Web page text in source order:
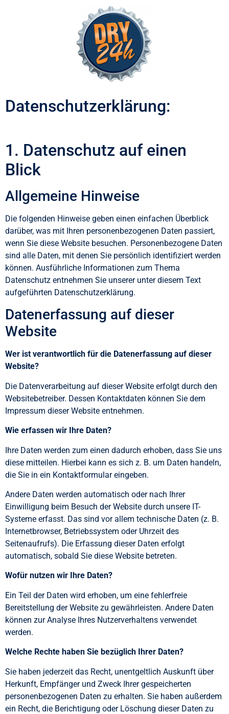
Datenschutzerklärung:
1. Datenschutz auf einen
Blick
Allgemeine Hinweise
Die folgenden Hinweise geben einen einfachen Überblick
darüber, was mit Ihren personenbezogenen Daten passiert,
wenn Sie diese Website besuchen. Personenbezogene Daten
sind alle Daten, mit denen Sie persönlich identifiziert werden
können. Ausführliche Informationen zum Thema
Datenschutz entnehmen Sie unserer unter diesem Text
aufgeführten Datenschutzerklärung.
Datenerfassung auf dieser
Website
Wer ist verantwortlich für die Datenerfassung auf dieser
Website?
Die Datenverarbeitung auf dieser Website erfolgt durch den
Websitebetreiber. Dessen Kontaktdaten können Sie dem
Impressum dieser Website entnehmen.
Wie erfassen wir Ihre Daten?
Ihre Daten werden zum einen dadurch erhoben, dass Sie uns
diese mitteilen. Hierbei kann es sich z. B. um Daten handeln,
die Sie in ein Kontaktformular eingeben.
Andere Daten werden automatisch oder nach Ihrer
Einwilligung beim Besuch der Website durch unsere IT-
Systeme erfasst. Das sind vor allem technische Daten (z. B.
Internetbrowser, Betriebssystem oder Uhrzeit des
Seitenaufrufs). Die Erfassung dieser Daten erfolgt
automatisch, sobald Sie diese Website betreten.
Wofür nutzen wir Ihre Daten?
Ein Teil der Daten wird erhoben, um eine fehlerfreie
Bereitstellung der Website zu gewährleisten. Andere Daten
können zur Analyse Ihres Nutzerverhaltens verwendet
werden.
Welche Rechte haben Sie bezüglich Ihrer Daten?
Sie haben jederzeit das Recht, unentgeltlich Auskunft über
Herkunft, Empfänger und Zweck Ihrer gespeicherten
personenbezogenen Daten zu erhalten. Sie haben außerdem
ein Recht, die Berichtigung oder Löschung dieser Daten zu